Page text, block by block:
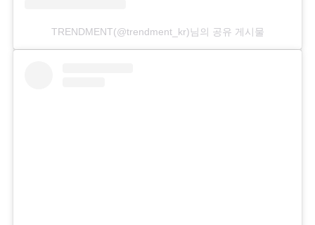
TRENDMENT(@trendment_kr)님의 공유 게시물